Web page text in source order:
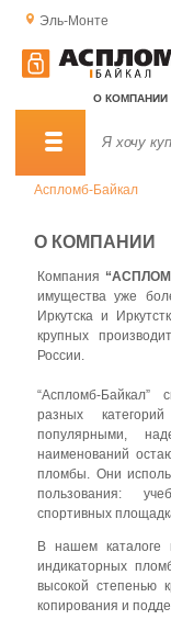
Эль-Монте
О КОМПАНИИ
Аспломб-Байкал
О КОМПАНИИ
Компания
имущества уже
Иркутска и
крупных
России.
“Аспломб-Байкал”
разных
популярными,
наименований
пломбы. Они
пользования:
спортивных
В нашем каталоге
индикаторных
высокой степенью
копирования и